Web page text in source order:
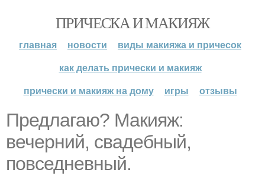
ПРИЧЕСКА И МАКИЯЖ
главная новости
виды макияжа и причесок
как делать прически и макияж
прически и макияж на дому
игры отзывы
Предлагаю? Макияж:
вечерний, свадебный,
повседневный.